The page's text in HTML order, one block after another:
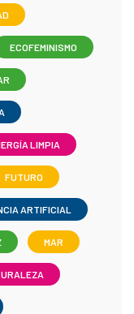
ECOFEMINISMO
LIMPIA
FUTURO
ARTIFICIAL
MAR